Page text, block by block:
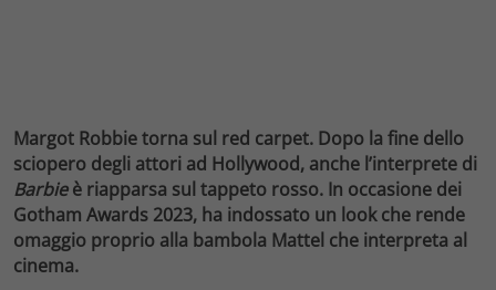
Margot Robbie torna sul red carpet. Dopo la fine dello
sciopero degli attori ad Hollywood, anche l’interprete di
Barbieè riapparsa sul tappeto rosso. In occasione dei
Gotham Awards 2023, ha indossato un look che rende
omaggio proprio alla bambola Mattel che interpreta al
cinema.